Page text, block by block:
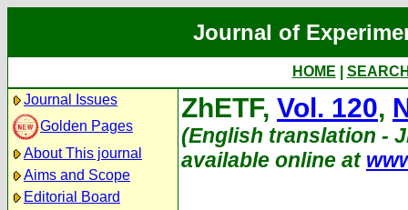
Journal of
HOME
Journal Issues
Golden Pages
About This journal
Aims and Scope
Editorial Board
ZhETF, Vol. 120,
(English translation -
available online at